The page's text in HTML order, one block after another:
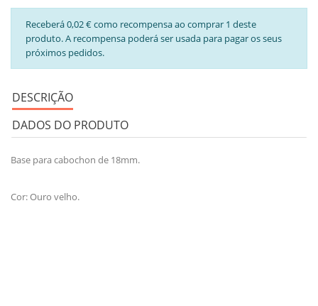
Receberá 0,02 € como recompensa ao comprar 1 deste
produto. A recompensa poderá ser usada para pagar os seus
próximos pedidos.
DESCRIÇÃO
DADOS DO PRODUTO
Base para cabochon de 18mm.
Cor: Ouro velho.